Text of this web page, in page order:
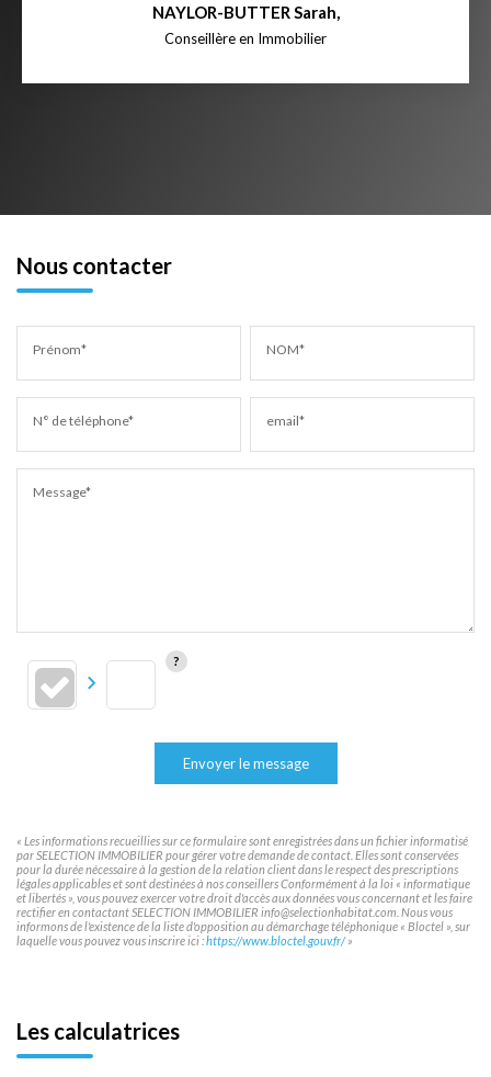
NAYLOR-BUTTER Sarah,
Conseillère en Immobilier
Nous contacter
Prénom* NOM*
N° de téléphone* email*
Message*
Envoyer le message
« Les informations recueillies sur ce formulaire sont enregistrées dans un fichier informatisé
par SELECTION IMMOBILIER pour gérer votre demande de contact. Elles sont conservées
pour la durée nécessaire à la gestion de la relation client dans le respect des prescriptions
légales applicables et sont destinées à nos conseillers Conformément à la loi « informatique
et libertés », vous pouvez exercer votre droit d'accès aux données vous concernant et les faire
rectifier en contactant SELECTION IMMOBILIER info@selectionhabitat.com. Nous vous
informons de l'existence de la liste d'opposition au démarchage téléphonique « Bloctel », sur
laquelle vous pouvez vous inscrire ici :https://www.bloctel.gouv.fr/»
Les calculatrices